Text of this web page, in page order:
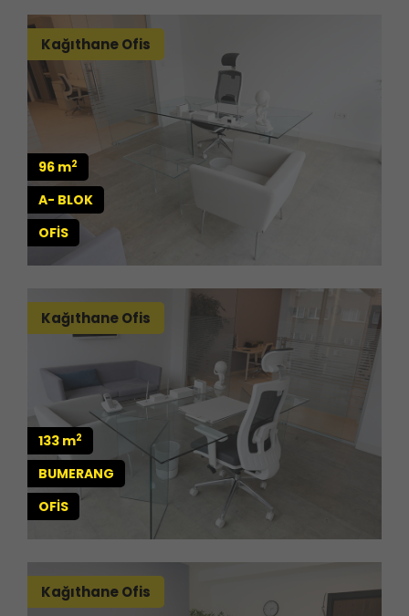
Kağıthane Ofis
96 m2
A- BLOK
OFİS
Kağıthane Ofis
133 m2
BUMERANG
OFİS
Kağıthane Ofis